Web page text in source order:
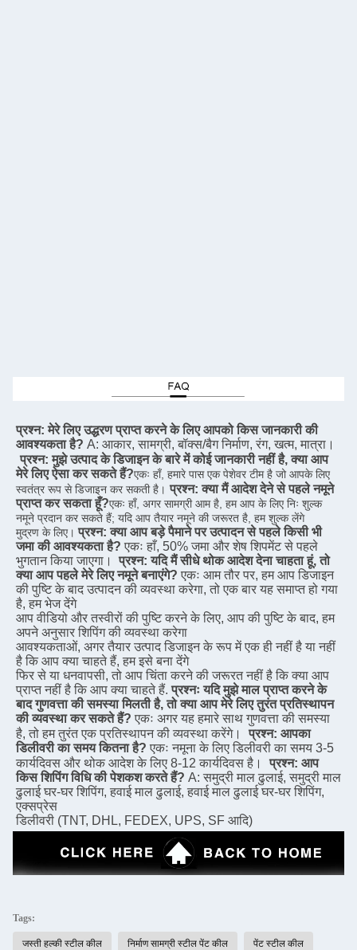
प्रश्न: मेरे लिए उद्धरण प्राप्त करने के लिए आपको किस जानकारी की
आवश्यकता है? A: आकार, सामग्री, बॉक्स/बैग निर्माण, रंग, खत्म, मात्रा।
प्रश्न: मुझे उत्पाद के डिजाइन के बारे में कोई जानकारी नहीं है, क्या आप
मेरे लिए ऐसा कर सकते हैं?एकः हाँ, हमारे पास एक पेशेवर टीम है जो आपके लिए
स्वतंत्र रूप से डिजाइन कर सकती है। प्रश्न: क्या मैं आदेश देने से पहले नमूने
प्राप्त कर सकता हूँ?एकः हाँ, अगर सामग्री आम है, हम आप के लिए निः शुल्क
नमूने प्रदान कर सकते हैं; यदि आप तैयार नमूने की जरूरत है, हम शुल्क लेंगे
मुद्रण के लिए। प्रश्न: क्या आप बड़े पैमाने पर उत्पादन से पहले किसी भी
जमा की आवश्यकता है? एकः हाँ, 50% जमा और शेष शिपमेंट से पहले
भुगतान किया जाएगा।
प्रश्न: यदि मैं सीधे थोक आदेश देना चाहता हूं, तो
क्या आप पहले मेरे लिए नमूने बनाएंगे? एकः आम तौर पर, हम आप डिजाइन
की पुष्टि के बाद उत्पादन की व्यवस्था करेगा, तो एक बार यह समाप्त हो गया
है, हम भेज देंगे
आप वीडियो और तस्वीरों की पुष्टि करने के लिए, आप की पुष्टि के बाद, हम
अपने अनुसार शिपिंग की व्यवस्था करेगा
आवश्यकताओं, अगर तैयार उत्पाद डिजाइन के रूप में एक ही नहीं है या नहीं
है कि आप क्या चाहते हैं, हम इसे बना देंगे
फिर से या धनवापसी, तो आप चिंता करने की जरूरत नहीं है कि क्या आप
प्राप्त नहीं है कि आप क्या चाहते हैं. प्रश्नः यदि मुझे माल प्राप्त करने के
बाद गुणवत्ता की समस्या मिलती है, तो क्या आप मेरे लिए तुरंत प्रतिस्थापन
की व्यवस्था कर सकते हैं? एकः अगर यह हमारे साथ गुणवत्ता की समस्या
है, तो हम तुरंत एक प्रतिस्थापन की व्यवस्था करेंगे।
प्रश्न: आपका
डिलीवरी का समय कितना है? एकः नमूना के लिए डिलीवरी का समय 3-5
कार्यदिवस और थोक आदेश के लिए 8-12 कार्यदिवस है।
प्रश्न: आप
किस शिपिंग विधि की पेशकश करते हैं? A: समुद्री माल ढुलाई, समुद्री माल
ढुलाई घर-घर शिपिंग, हवाई माल ढुलाई, हवाई माल ढुलाई घर-घर शिपिंग,
एक्सप्रेस
डिलीवरी (TNT, DHL, FEDEX, UPS, SF आदि)
Tags:
जस्ती हल्की स्टील कील निर्माण सामग्री स्टील पेंट कील पेंट स्टील कील